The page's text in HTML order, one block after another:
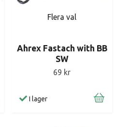
Flera val
Ahrex Fastach with BB
SW
69 kr
I lager